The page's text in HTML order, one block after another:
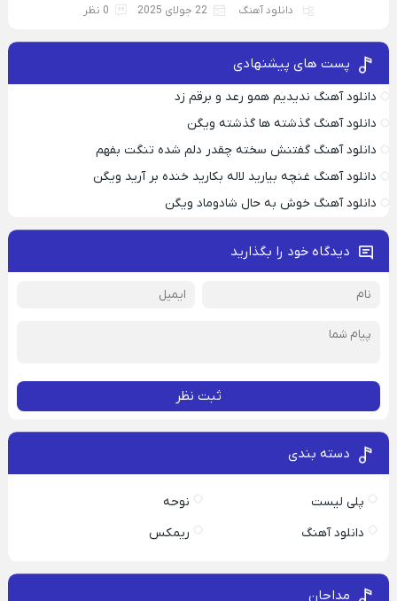
دانلود آهنگ 22 جولای 2025 0 نظر
پست های پیشنهادی
دانلود آهنگ ندیدیم همو رعد و برقم زد
دانلود آهنگ گذشته ها گذشته ویگن
دانلود آهنگ گفتنش سخته چقدر دلم شده تنگت بفهم
دانلود آهنگ غنچه بیارید لاله بکارید خنده بر آرید ویگن
دانلود آهنگ خوش به حال شادوماد ویگن
دیدگاه خود را بگذارید
ثبت نظر
دسته بندی
پلی لیست
نوحه
دانلود آهنگ
ریمکس
مداحان